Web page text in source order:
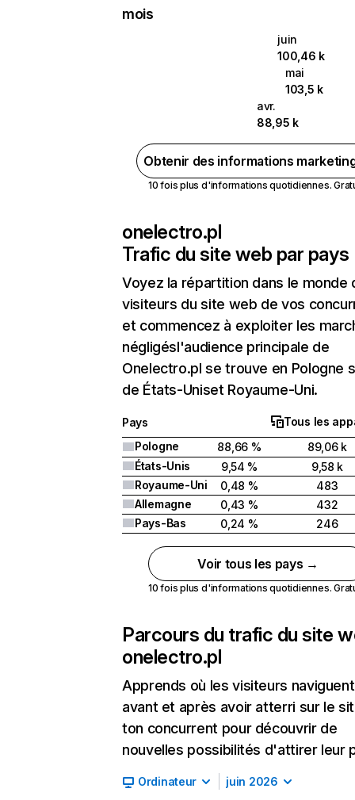
mois
juin
100,46 k
mai
103,5 k
avr.
88,95 k
Obtenir des informations
10 fois plus d'informations quotidiennes.
onelectro.pl
Trafic du site web par pays
Voyez la répartition dans le monde
visiteurs du site web de vos
et commencez à exploiter les
négligésl'audience principale de
Onelectro.pl se trouve en Pologne
de États-Uniset Royaume-Uni.
Pays
Tous les
Pologne
88,66 %
89,06 k
États-Unis
9,54 %
9,58 k
Royaume-Uni
0,48 %
483
Allemagne
0,43 %
432
Pays-Bas
0,24 % 246
Voir tous les pays →
10 fois plus d'informations quotidiennes.
Parcours du trafic du site
onelectro.pl
Apprends où les visiteurs naviguent
avant et après avoir atterri sur le
ton concurrent pour découvrir de
nouvelles possibilités d'attirer leur
Ordinateur juin 2026